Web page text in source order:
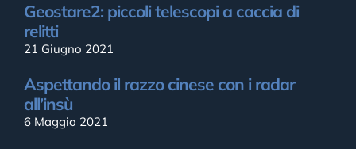
Geostare2: piccoli telescopi a caccia di
relitti
21 Giugno 2021
Aspettando il razzo cinese con i radar
all’insù
6 Maggio 2021